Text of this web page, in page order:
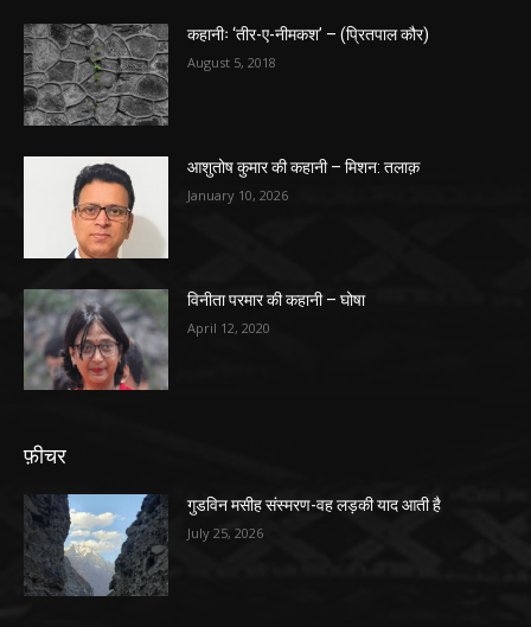
कहानीः ‘तीर-ए-नीमकश’ – (प्रितपाल कौर)
August 5, 2018
आशुतोष कुमार की कहानी – मिशन: तलाक़
January 10, 2026
विनीता परमार की कहानी – घोषा
April 12, 2020
फ़ीचर
गुडविन मसीह संस्मरण-वह लड़की याद आती है
July 25, 2026